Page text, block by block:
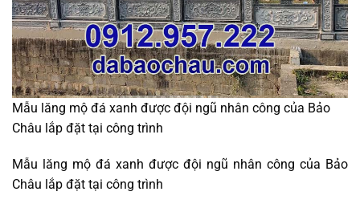
Mẫu lăng mộ đá xanh được đội ngũ nhân công của Bảo
Châu lắp đặt tại công trình
Mẫu lăng mộ đá xanh được đội ngũ nhân công của Bảo
Châu lắp đặt tại công trình